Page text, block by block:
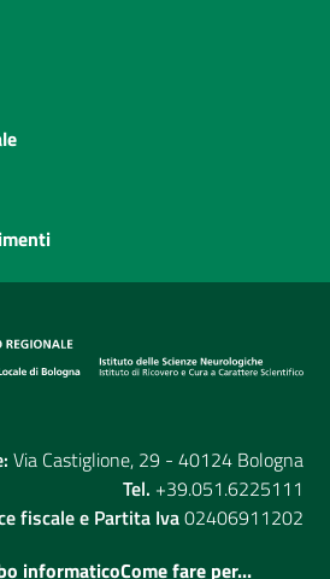
Via Castiglione, 29 - 40124 Bologna
Tel. +39.051.6225111
fiscale e Partita Iva02406911202
informaticoCome fare per...